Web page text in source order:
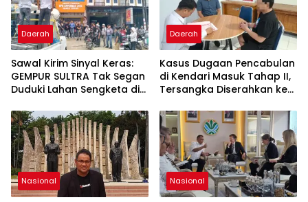
Daerah
Sawal Kirim Sinyal Keras:
GEMPUR SULTRA Tak Segan
Duduki Lahan Sengketa di
Daerah
Kasus Dugaan Pencabulan
di Kendari Masuk Tahap II,
Tersangka Diserahkan ke
Nasional Nasional